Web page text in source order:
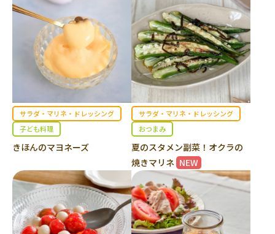
サラダ・マリネ・ドレッシング
子ども料理
きほんのマヨネーズ
サラダ・マリネ・ドレッシング
おつまみ
夏のスタメン副菜！オクラの
焼きマリネ NEW